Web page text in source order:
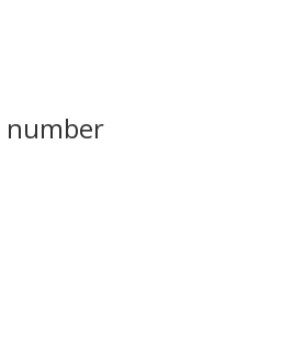
number